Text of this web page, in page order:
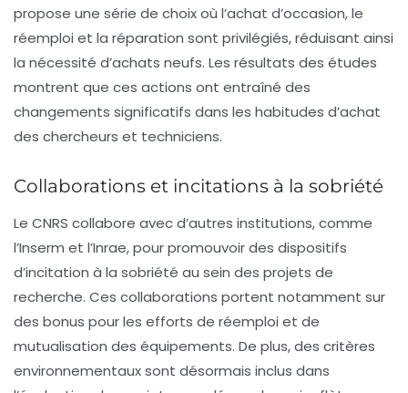
propose une série de choix où l’achat d’occasion, le
réemploi et la réparation sont privilégiés, réduisant ainsi
la nécessité d’achats neufs. Les résultats des études
montrent que ces actions ont entraîné des
changements significatifs dans les habitudes d’achat
des chercheurs et techniciens.
Collaborations et incitations à la sobriété
Le CNRS collabore avec d’autres institutions, comme
l’Inserm et l’Inrae, pour promouvoir des dispositifs
d’incitation à la sobriété au sein des projets de
recherche. Ces collaborations portent notamment sur
des bonus pour les efforts de réemploi et de
mutualisation des équipements. De plus, des critères
environnementaux sont désormais inclus dans